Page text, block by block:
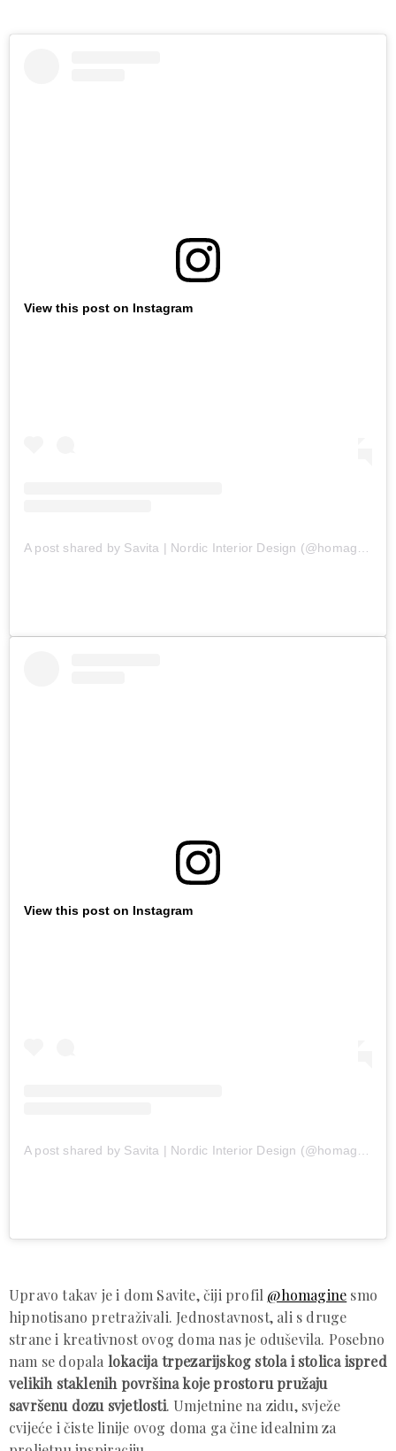
View this post on Instagram
A post shared by Savita | Nordic Interior Design (@homagine)
View this post on Instagram
A post shared by Savita | Nordic Interior Design (@homagine)
Upravo takav je i dom Savite, čiji profil @homagine smo
hipnotisano pretraživali. Jednostavnost, ali s druge
strane i kreativnost ovog doma nas je oduševila. Posebno
nam se dopala lokacija trpezarijskog stola i stolica ispred
velikih staklenih površina koje prostoru pružaju
savršenu dozu svjetlosti. Umjetnine na zidu, svježe
cvijeće i čiste linije ovog doma ga čine idealnim za